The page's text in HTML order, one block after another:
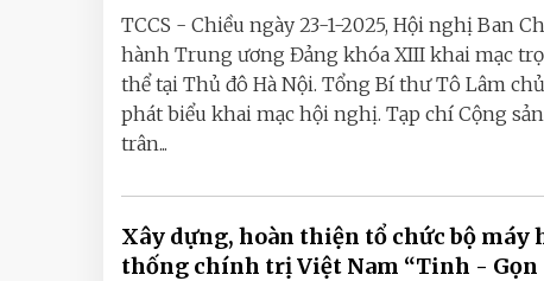
TCCS - Chiều ngày 23-1-2025, Hội nghị Ban
hành Trung ương Đảng khóa XIII khai mạc
thể tại Thủ đô Hà Nội. Tổng Bí thư Tô Lâm
phát biểu khai mạc hội nghị. Tạp chí Cộng sản
trân...
Xây dựng, hoàn thiện tổ chức bộ máy
thống chính trị Việt Nam “Tinh - Gọn